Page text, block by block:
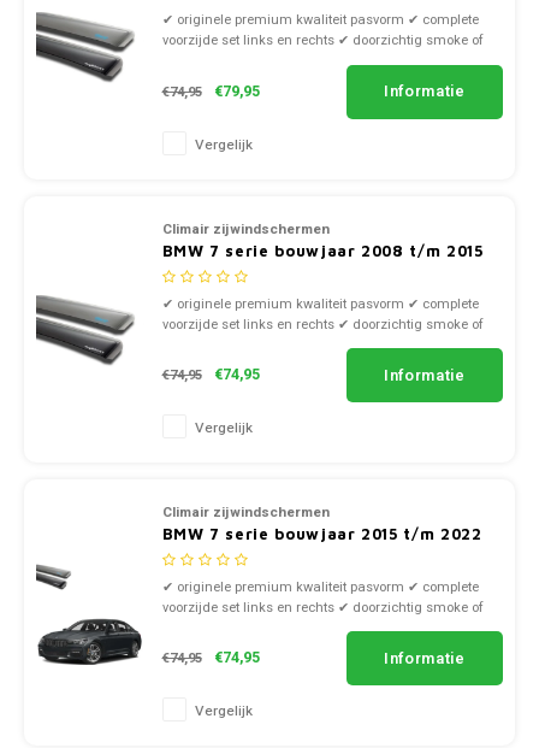
✔ originele premium kwaliteit pasvorm ✔ complete
voorzijde set links en rechts ✔ doorzichtig smoke of
€74,95
€79,95 Informatie
Vergelijk
Climair zijwindschermen
BMW 7 serie bouwjaar 2008 t/m 2015
✔ originele premium kwaliteit pasvorm ✔ complete
voorzijde set links en rechts ✔ doorzichtig smoke of
€74,95
€74,95 Informatie
Vergelijk
Climair zijwindschermen
BMW 7 serie bouwjaar 2015 t/m 2022
✔ originele premium kwaliteit pasvorm ✔ complete
voorzijde set links en rechts ✔ doorzichtig smoke of
€74,95
€74,95 Informatie
Vergelijk